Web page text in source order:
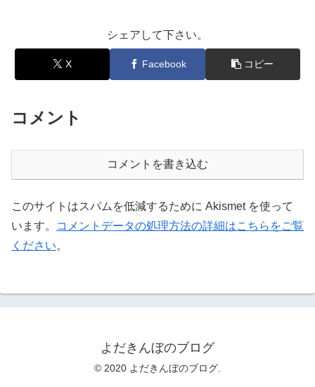
シェアして下さい。
X Facebook コピー
コメント
コメントを書き込む
このサイトはスパムを低減するために Akismet を使って
います。
コメントデータの処理方法の詳細はこちらをご覧
ください。
よだきんぼのブログ
© 2020 よだきんぼのブログ.